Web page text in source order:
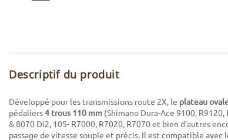
Descriptif du produit
Développé pour les transmissions route 2X, le plateau
pédaliers4 trous 110 mm (Shimano Dura-Ace 9100,
& 8070 Di2, 105- R7000, R7020, R7070et bien d'autres
passage de vitesse souple et précis. Il est compatible avec